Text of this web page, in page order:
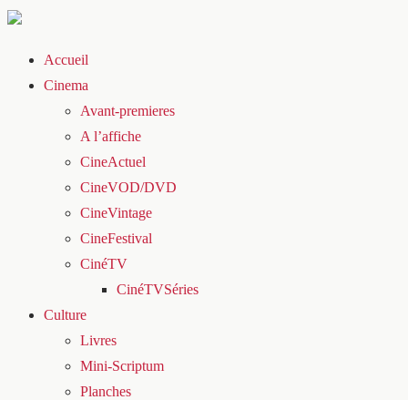
Accueil
Cinema
Avant-premieres
A l’affiche
CineActuel
CineVOD/DVD
CineVintage
CineFestival
CinéTV
CinéTVSéries
Culture
Livres
Mini-Scriptum
Planches